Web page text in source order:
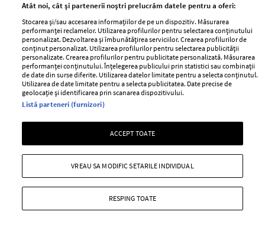
Motivația dispare nu pentru că aveți motive solide care
să o anuleze, ci pentru că ați uitat să priviți cu
gratitudine tot ce ați construit împreună.
+ MAI MULTE
Atât noi, cât și partenerii noștri prelucrăm datele pentru a oferi:
Stocarea și/sau accesarea informațiilor de pe un dispozitiv. Măsurarea
performanței reclamelor. Utilizarea profilurilor pentru selectarea conținutului
personalizat. Dezvoltarea și îmbunătățirea serviciilor. Crearea profilurilor de
conținut personalizat. Utilizarea profilurilor pentru selectarea publicității
personalizate. Crearea profilurilor pentru publicitate personalizată. Măsurarea
performanței conținutului. Înțelegerea publicului prin statistici sau combinații
de date din surse diferite. Utilizarea datelor limitate pentru a selecta conținutul.
Utilizarea de date limitate pentru a selecta publicitatea. Date precise de
geolocație și identificarea prin scanarea dispozitivului.
Listă parteneri (furnizori)
ACCEPT TOATE
RESPING TOATE
VREAU SA MODIFIC SETARILE INDIVIDUAL